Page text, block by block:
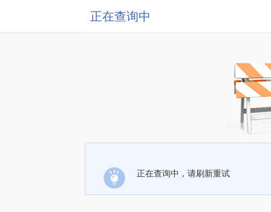
正在查询中
正在查询中，请刷新重试